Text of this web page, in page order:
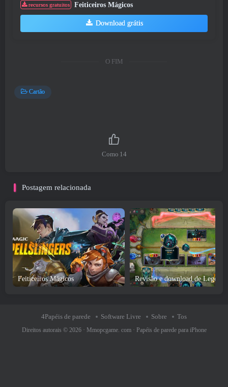
recursos gratuitos Feiticeiros Mágicos
Download grátis
O FIM
Cartão
Como 14
Postagem relacionada
Feiticeiros Mágicos
4Papéis de parede Software Livre Sobre Tos
Direitos autorais © 2026 · Mmopcgame. com· Papéis de parede para iPhone